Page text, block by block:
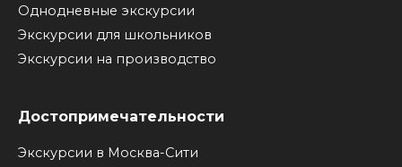
Однодневные экскурсии
Экскурсии для школьников
Экскурсии на производство
Достопримечательности
Экскурсии в Москва-Сити